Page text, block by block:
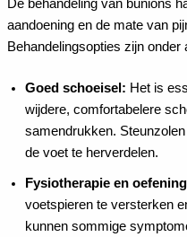
De behandeling van bunions
aandoening en de mate van
Behandelingsopties zijn onder
Goed schoeisel: Het is
wijdere, comfortabelere
samendrukken.
de voet te herverdelen.
Fysiotherapie en
voetspieren te versterken
kunnen sommige